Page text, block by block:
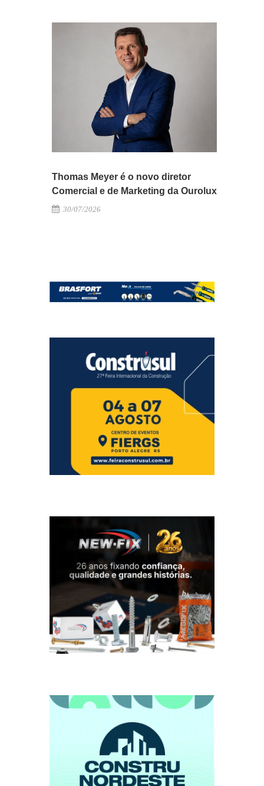
Thomas Meyer é o novo diretor
Comercial e de Marketing da Ourolux
30/07/2026